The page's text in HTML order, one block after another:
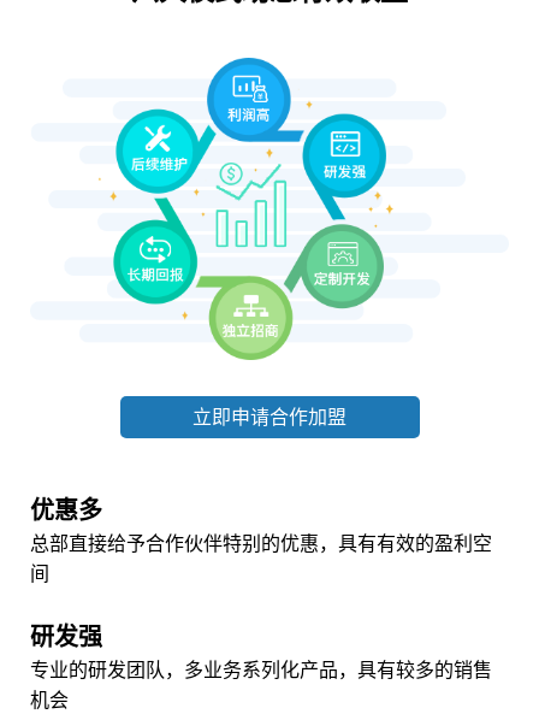
立即申请合作加盟
优惠多
总部直接给予合作伙伴特别的优惠，具有有效的盈利空
间
研发强
专业的研发团队，多业务系列化产品，具有较多的销售
机会